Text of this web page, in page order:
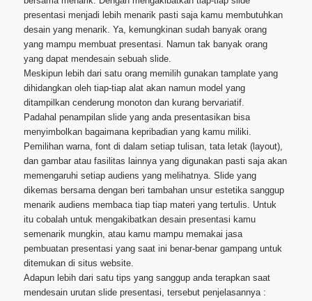
presentasi menjadi lebih menarik pasti saja kamu membutuhkan
desain yang menarik. Ya, kemungkinan sudah banyak orang
yang mampu membuat presentasi. Namun tak banyak orang
yang dapat mendesain sebuah slide.
Meskipun lebih dari satu orang memilih gunakan tamplate yang
dihidangkan oleh tiap-tiap alat akan namun model yang
ditampilkan cenderung monoton dan kurang bervariatif.
Padahal penampilan slide yang anda presentasikan bisa
menyimbolkan bagaimana kepribadian yang kamu miliki.
Pemilihan warna, font di dalam setiap tulisan, tata letak (layout),
dan gambar atau fasilitas lainnya yang digunakan pasti saja akan
memengaruhi setiap audiens yang melihatnya. Slide yang
dikemas bersama dengan beri tambahan unsur estetika sanggup
menarik audiens membaca tiap tiap materi yang tertulis. Untuk
itu cobalah untuk mengakibatkan desain presentasi kamu
semenarik mungkin, atau kamu mampu memakai jasa
pembuatan presentasi yang saat ini benar-benar gampang untuk
ditemukan di situs website.
Adapun lebih dari satu tips yang sanggup anda terapkan saat
mendesain urutan slide presentasi, tersebut penjelasannya :